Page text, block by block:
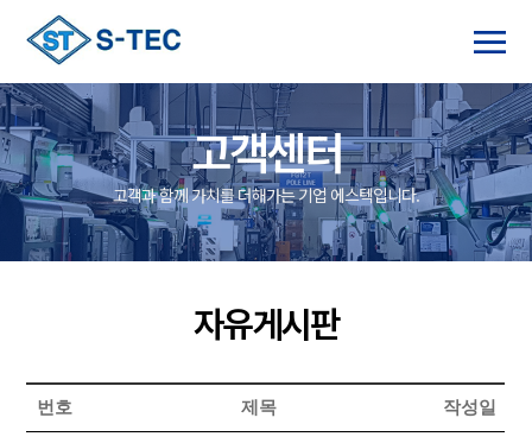
고객센터
고객과 함께 가치를 더해가는 기업 에스텍입니다.
자유게시판
번호 제목 작성일